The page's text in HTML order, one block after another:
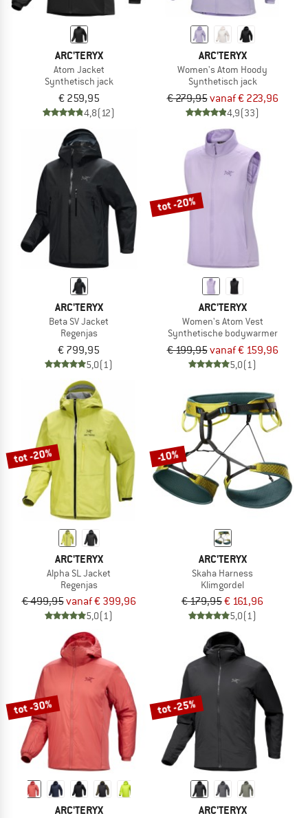
ARC'TERYX
Atom Jacket
Synthetisch jack
€ 259,95
4,8(12)
ARC'TERYX
Women's Atom Hoody
Synthetisch jack
€ 279,95vanaf € 223,96
4,9(33)
ARC'TERYX
Beta SV Jacket
Regenjas
€ 799,95
5,0(1)
tot -20%
ARC'TERYX
Women's Atom Vest
Synthetische bodywarmer
€ 199,95vanaf € 159,96
5,0(1)
tot -20%
ARC'TERYX
Alpha SL Jacket
Regenjas
€ 499,95vanaf € 399,96
5,0(1)
-10%
ARC'TERYX
Skaha Harness
Klimgordel
€ 179,95€ 161,96
5,0(1)
tot -30%
ARC'TERYX
tot -25%
ARC'TERYX